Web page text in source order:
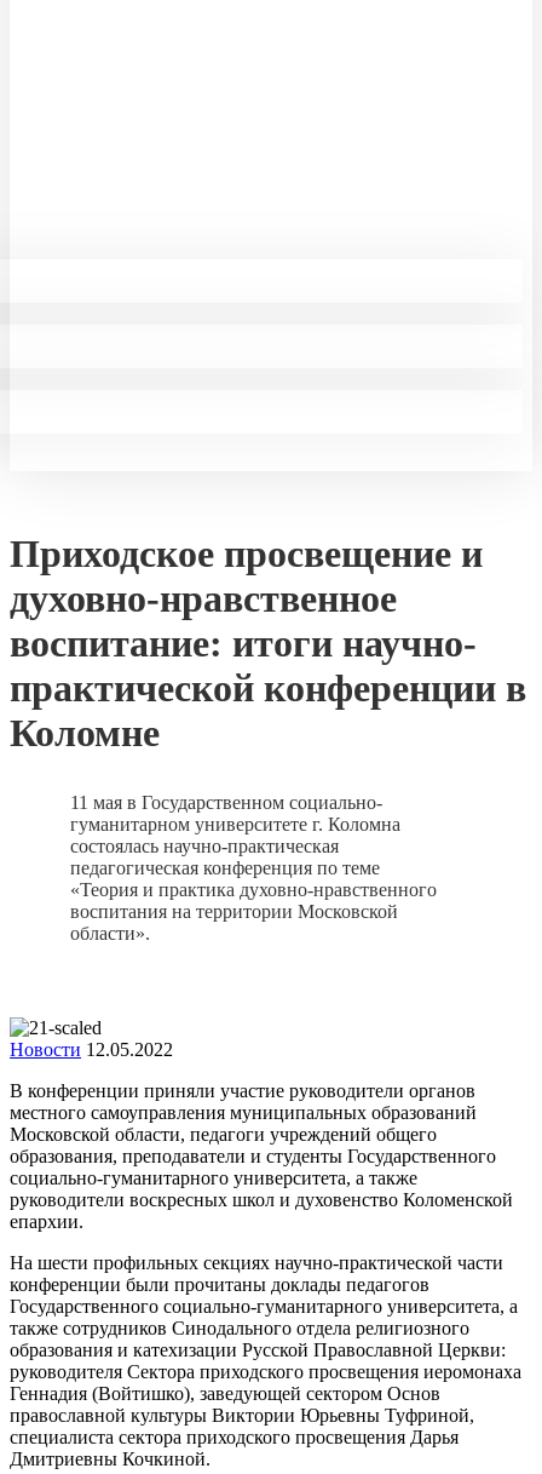
Приходское просвещение и
духовно-нравственное
воспитание: итоги научно-
практической конференции в
Коломне
11 мая в Государственном социально-
гуманитарном университете г. Коломна
состоялась научно-практическая
педагогическая конференция по теме
«Теория и практика духовно-нравственного
воспитания на территории Московской
области».
Новости 12.05.2022
В конференции приняли участие руководители органов
местного самоуправления муниципальных образований
Московской области, педагоги учреждений общего
образования, преподаватели и студенты Государственного
социально-гуманитарного университета, а также
руководители воскресных школ и духовенство Коломенской
епархии.
На шести профильных секциях научно-практической части
конференции были прочитаны доклады педагогов
Государственного социально-гуманитарного университета, а
также сотрудников Синодального отдела религиозного
образования и катехизации Русской Православной Церкви:
руководителя Сектора приходского просвещения иеромонаха
Геннадия (Войтишко), заведующей сектором Основ
православной культуры Виктории Юрьевны Туфриной,
специалиста сектора приходского просвещения Дарья
Дмитриевны Кочкиной.